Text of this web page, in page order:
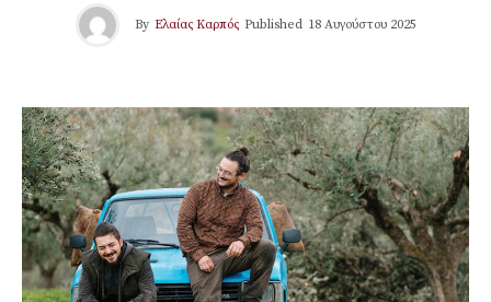
By Ελαίας Καρπός Published 18 Αυγούστου 2025